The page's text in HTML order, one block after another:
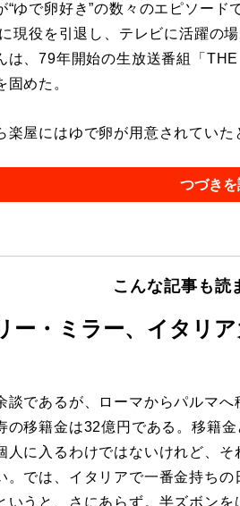
“ゆで卵好き”の数々のエピソード
現役を引退し、テレビに活躍の
は、79年開始の生放送番組「
固めた。
屋にはゆで卵が用意されていた
つづき
こんな記事も読
ー・ミラー、イタリ
であるが、ローマからパルマへ
の移籍金は32億円である。移籍金
人に入るわけではないけれど、そ
。では、イタリアで一番金持ちの
いうと、さにあらず。半ズボンを